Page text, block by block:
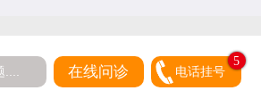
在线问诊 电话挂号
5